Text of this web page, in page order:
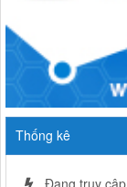
Thống kê